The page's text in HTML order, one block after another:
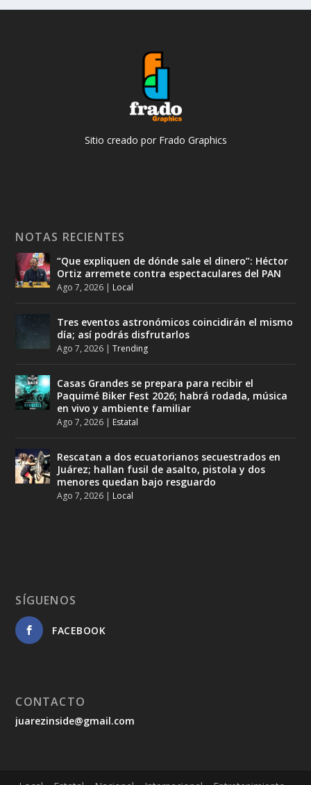
Sitio creado por Frado Graphics
NOTAS RECIENTES
“Que expliquen de dónde sale el dinero”: Héctor
Ortiz arremete contra espectaculares del PAN
Ago 7, 2026 | Local
Tres eventos astronómicos coincidirán el mismo
día; así podrás disfrutarlos
Ago 7, 2026 |Trending
Casas Grandes se prepara para recibir el
Paquimé Biker Fest 2026; habrá rodada, música
en vivo y ambiente familiar
Ago 7, 2026 | Estatal
Rescatan a dos ecuatorianos secuestrados en
Juárez; hallan fusil de asalto, pistola y dos
menores quedan bajo resguardo
Ago 7, 2026 | Local
SÍGUENOS
FACEBOOK
CONTACTO
juarezinside@gmail.com